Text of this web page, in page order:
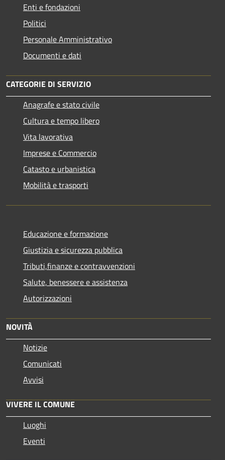
Enti e fondazioni
Politici
Personale Amministrativo
Documenti e dati
CATEGORIE DI SERVIZIO
Anagrafe e stato civile
Cultura e tempo libero
Vita lavorativa
Imprese e Commercio
Catasto e urbanistica
Mobilità e trasporti
Educazione e formazione
Giustizia e sicurezza pubblica
Tributi,finanze e contravvenzioni
Salute, benessere e assistenza
Autorizzazioni
NOVITÀ
Notizie
Comunicati
Avvisi
VIVERE IL COMUNE
Luoghi
Eventi